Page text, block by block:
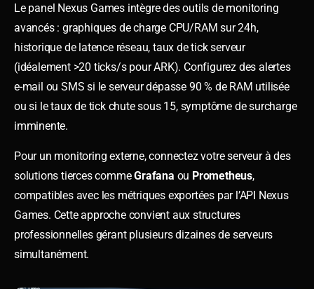
Le panel Nexus Games intègre des outils de monitoring
avancés : graphiques de charge CPU/RAM sur 24h,
historique de latence réseau, taux de tick serveur
(idéalement >20 ticks/s pour ARK). Configurez des alertes
e-mail ou SMS si le serveur dépasse 90 % de RAM utilisée
ou si le taux de tick chute sous 15, symptôme de surcharge
imminente.
Pour un monitoring externe, connectez votre serveur à des
solutions tierces commeGrafana ou Prometheus,
compatibles avec les métriques exportées par l’API Nexus
Games. Cette approche convient aux structures
professionnelles gérant plusieurs dizaines de serveurs
simultanément.